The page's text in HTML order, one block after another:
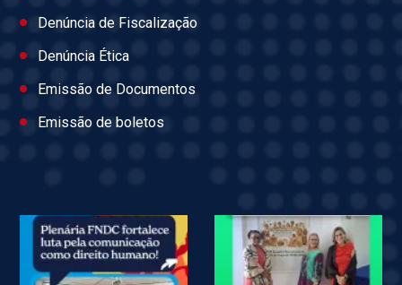
Denúncia de Fiscalização
Denúncia Ética
Emissão de Documentos
Emissão de boletos